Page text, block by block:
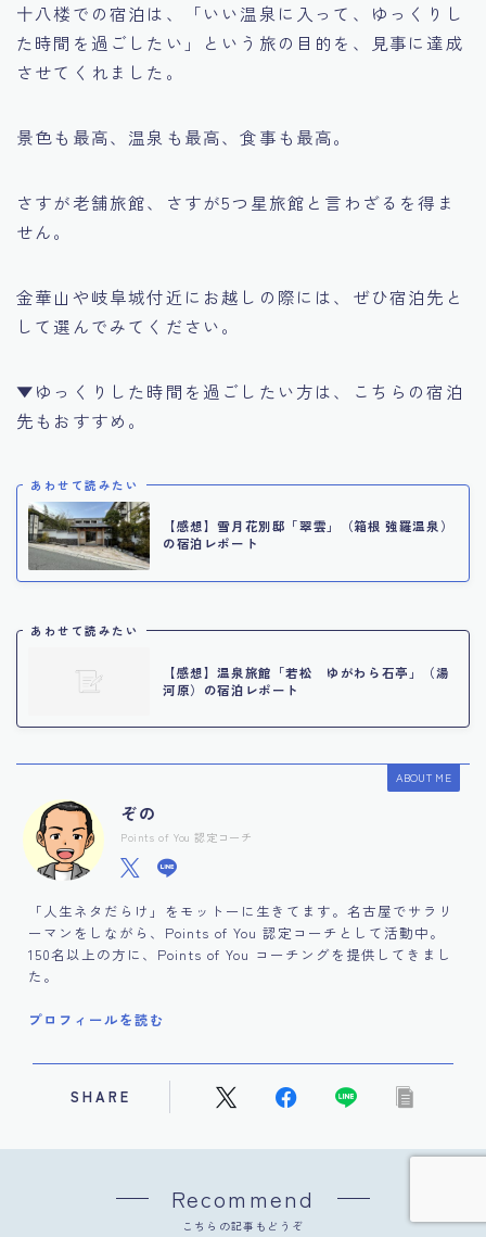
Follow Me
十八楼での宿泊は、「いい温泉に入って、ゆっくりし
た時間を過ごしたい」という旅の目的を、見事に達成
させてくれました。
景色も最高、温泉も最高、食事も最高。
さすが老舗旅館、さすが5つ星旅館と言わざるを得ま
せん。
金華山や岐阜城付近にお越しの際には、ぜひ宿泊先と
して選んでみてください。
▼ゆっくりした時間を過ごしたい方は、こちらの宿泊
先もおすすめ。
あわせて読みたい
【感想】雪月花別邸「翠雲」（箱根 強羅温泉）
の宿泊レポート
あわせて読みたい
【感想】温泉旅館「若松 ゆがわら石亭」（湯
河原）の宿泊レポート
ABOUT ME
ぞの
Points of You 認定コーチ
「人生ネタだらけ」をモットーに生きてます。名古屋でサラリ
ーマンをしながら、Points of You 認定コーチとして活動中。
150名以上の方に、Points of You コーチングを提供してきまし
た。
プロフィールを読む
SHARE
Recommend
こちらの記事もどうぞ